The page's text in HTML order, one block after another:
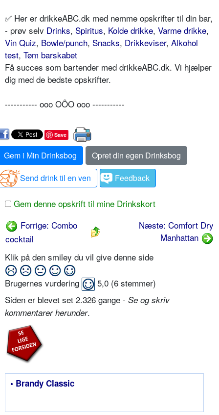
✅ Her er drikkeABC.dk med nemme opskrifter til din bar,
- prøv selv Drinks, Spiritus, Kolde drikke, Varme drikke,
Vin Quiz, Bowle/punch, Snacks, Drikkeviser, Alkohol
test, Tøm barskabet
Få succes som bartender med drikkeABC.dk. Vi hjælper
dig med de bedste opskrifter.
----------- ooo OÔO ooo -----------
Save
Gem i Min Drinksbog
Opret din egen Drinksbog
Send drink til en ven
Feedback
Gem denne opskrift til mine Drinkskort
Forrige: Combo
cocktail
Næste: Comfort Dry
Manhattan
Klik på den smiley du vil give denne side
Brugernes vurdering 5,0 (6 stemmer)
Siden er blevet set 2.326 gange - Se og skriv
kommentarer herunder.
• Brandy Classic